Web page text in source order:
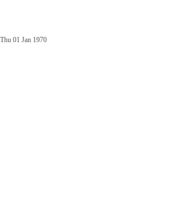
Thu 01 Jan 1970